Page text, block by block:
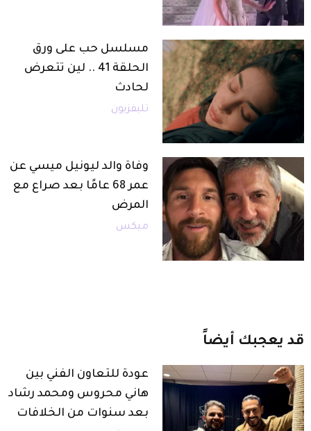
مسلسل حب على ورق
الحلقة 41 .. لين تتعرض
لحادث
تليفزيون
وفاة والد ليونيل ميسي عن
عمر 68 عامًا بعد صراع مع
المرض
ميكس
قد يعجبك أيضاً
عودة للتعاون الفني بين
هاني محروس ومحمد رشاد
بعد سنوات من الخلافات